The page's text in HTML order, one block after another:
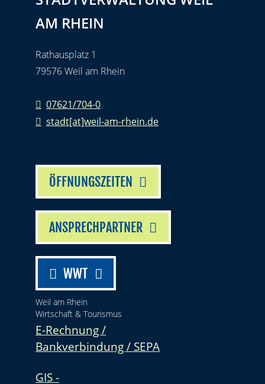
AM RHEIN
Rathausplatz 1
79576 Weil am Rhein
07621/704-0
stadt[at]weil-am-rhein.de
ÖFFNUNGSZEITEN
ANSPRECHPARTNER
WWT
Weil am Rhein
Wirtschaft & Tourismus
E-Rechnung /
Bankverbindung / SEPA
GIS -